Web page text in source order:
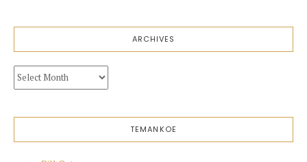
ARCHIVES
Archives
TEMANKOE